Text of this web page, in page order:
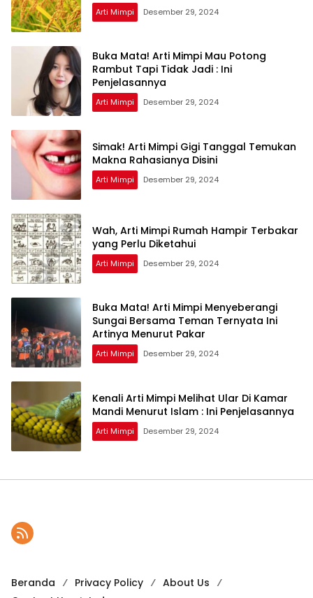
Arti Mimpi Desember 29, 2024
Buka Mata! Arti Mimpi Mau Potong
Rambut Tapi Tidak Jadi : Ini
Penjelasannya
Arti Mimpi Desember 29, 2024
Simak! Arti Mimpi Gigi Tanggal Temukan
Makna Rahasianya Disini
Arti Mimpi Desember 29, 2024
Wah, Arti Mimpi Rumah Hampir Terbakar
yang Perlu Diketahui
Arti Mimpi Desember 29, 2024
Buka Mata! Arti Mimpi Menyeberangi
Sungai Bersama Teman Ternyata Ini
Artinya Menurut Pakar
Arti Mimpi Desember 29, 2024
Kenali Arti Mimpi Melihat Ular Di Kamar
Mandi Menurut Islam : Ini Penjelasannya
Arti Mimpi Desember 29, 2024
Beranda Privacy Policy
About Us